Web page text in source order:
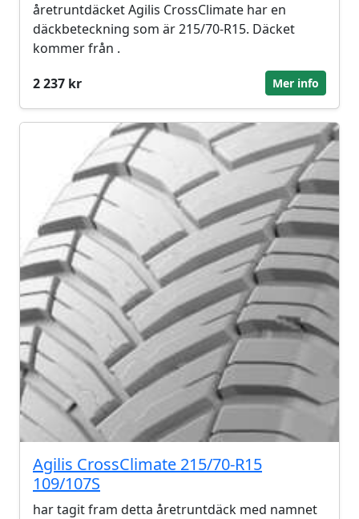
åretruntdäcket Agilis CrossClimate har en
däckbeteckning som är 215/70-R15. Däcket
kommer från .
2 237 kr
Mer info
Agilis CrossClimate 215/70-R15
109/107S
har tagit fram detta åretruntdäck med namnet